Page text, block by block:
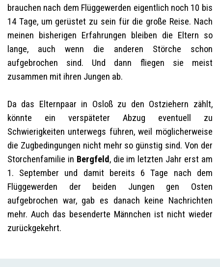
brauchen nach dem Flüggewerden eigentlich noch 10 bis
14 Tage, um gerüstet zu sein für die große Reise. Nach
meinen bisherigen Erfahrungen bleiben die Eltern so
lange, auch wenn die anderen Störche schon
aufgebrochen sind. Und dann fliegen sie meist
zusammen mit ihren Jungen ab.
Da das Elternpaar in Osloß zu den Ostziehern zählt,
könnte ein verspäteter Abzug eventuell zu
Schwierigkeiten unterwegs führen, weil möglicherweise
die Zugbedingungen nicht mehr so günstig sind. Von der
Storchenfamilie in Bergfeld, die im letzten Jahr erst am
1. September und damit bereits 6 Tage nach dem
Flüggewerden der beiden Jungen gen Osten
aufgebrochen war, gab es danach keine Nachrichten
mehr. Auch das besenderte Männchen ist nicht wieder
zurückgekehrt.